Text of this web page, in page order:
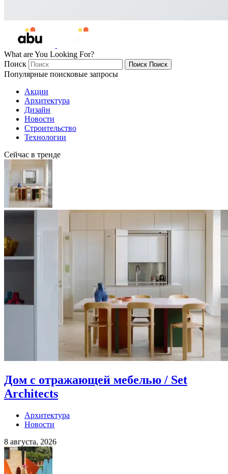
What are You Looking For?
Поиск
Поиск Поиск
Популярные поисковые запросы
Акции
Архитектура
Дизайн
Новости
Строительство
Технологии
Сейчас в тренде
Дом с отражающей мебелью / Set
Architects
Архитектура
Новости
8 августа, 2026